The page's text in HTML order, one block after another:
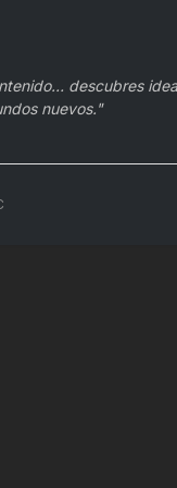
descubres
nuevos."